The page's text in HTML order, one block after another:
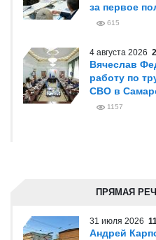
за первое
615
4 августа 2026
Вячеслав
работу по
СВО в
1157
ПРЯМАЯ
31 июля 2026
Андрей